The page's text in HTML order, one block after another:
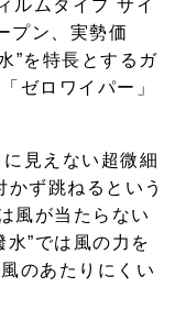
ルムタイプ サイ
プン、実勢価
”を特長とするガ
ゼロワイパー」
見えない超微細
ず跳ねるという
風が当たらない
”では風の力を
のあたりにくい